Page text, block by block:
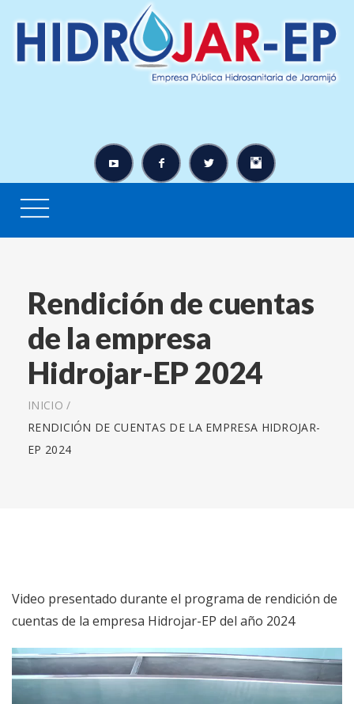
Rendición de cuentas
de la empresa
Hidrojar-EP 2024
INICIO /
RENDICIÓN DE CUENTAS DE LA EMPRESA HIDROJAR-
EP 2024
Video presentado durante el programa de rendición de
cuentas de la empresa Hidrojar-EP del año 2024